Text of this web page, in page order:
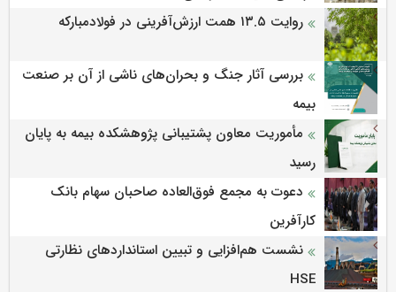
روایت ۱۳.۵ همت ارزش‌آفرینی در فولادمبارکه
بررسی آثار جنگ و بحران‌های ناشی از آن بر صنعت
بیمه
مأموریت معاون پشتیبانی پژوهشكده بیمه به پایان
رسید
دعوت به مجمع فوق‌العاده صاحبان سهام بانک
کارآفرین
نشست هم‌افزایی و تبیین استانداردهای نظارتی
HSE